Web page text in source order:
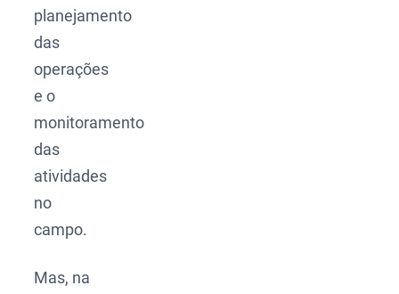
planejamento
das
operações
e o
monitoramento
das
atividades
no
campo.
Mas, na